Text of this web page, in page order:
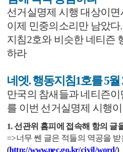
선거실명제 시행 대상이
이제 민중의소리만 남았
지침2호와 비슷한 네티즌
하라
네엣. 행동지침1호를 5
만국의 참새들과 네티즌
를 이번 선거실명제 시행
1. 선관위 홈피에 접속해 항의 글
=>너무 쎈 글은 적들의 역공을
(http://www.nec.go.kr/civil/word/)